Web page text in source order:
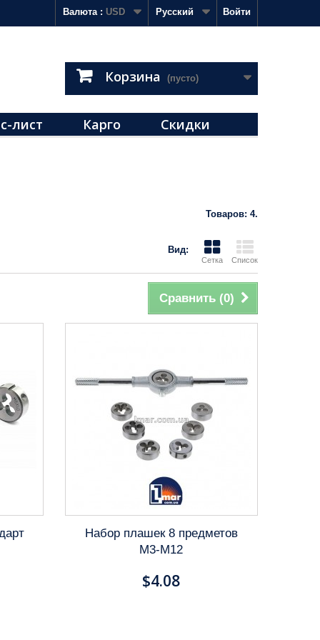
Войти
Русский
Валюта : USD
Корзина (пусто)
лист Карго Скидки
Товаров: 4.
Вид:
Сетка Список
Сравнить (0)
Набор плашек 8 предметов
M3-M12
$4.08